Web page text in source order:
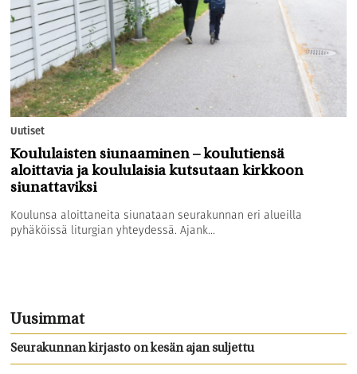
Uutiset
Koululaisten siunaaminen – koulutiensä
aloittavia ja koululaisia kutsutaan kirkkoon
siunattaviksi
Koulunsa aloittaneita siunataan seurakunnan eri alueilla
pyhäköissä liturgian yhteydessä. Ajank...
Uusimmat
Seurakunnan kirjasto on kesän ajan suljettu